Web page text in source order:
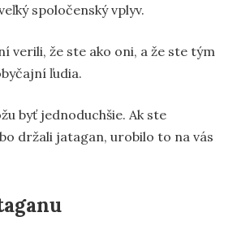
spoločenský vplyv.
verili, že ste ako oni, a že ste tým
ľudia.
byť jednoduchšie. Ak ste
držali jatagan, urobilo to na vás